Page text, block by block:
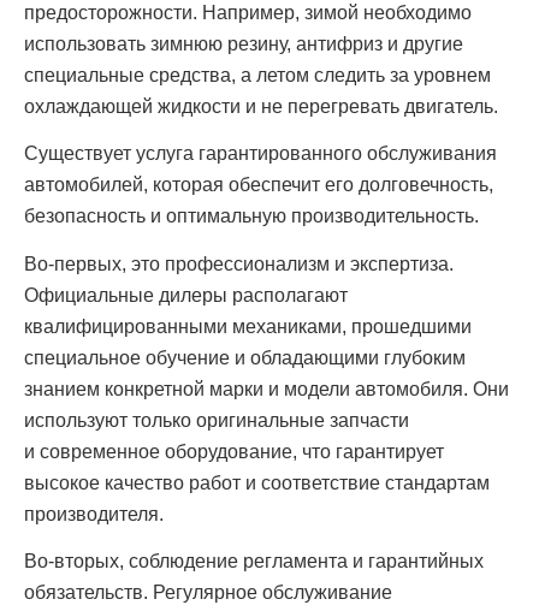
предосторожности. Например, зимой необходимо
использовать зимнюю резину, антифриз и другие
специальные средства, а летом следить за уровнем
охлаждающей жидкости и не перегревать двигатель.
Существует услуга гарантированного обслуживания
автомобилей, которая обеспечит его долговечность,
безопасность и оптимальную производительность.
Во-первых, это профессионализм и экспертиза.
Официальные дилеры располагают
квалифицированными механиками, прошедшими
специальное обучение и обладающими глубоким
знанием конкретной марки и модели автомобиля. Они
используют только оригинальные запчасти
и современное оборудование, что гарантирует
высокое качество работ и соответствие стандартам
производителя.
Во-вторых, соблюдение регламента и гарантийных
обязательств. Регулярное обслуживание